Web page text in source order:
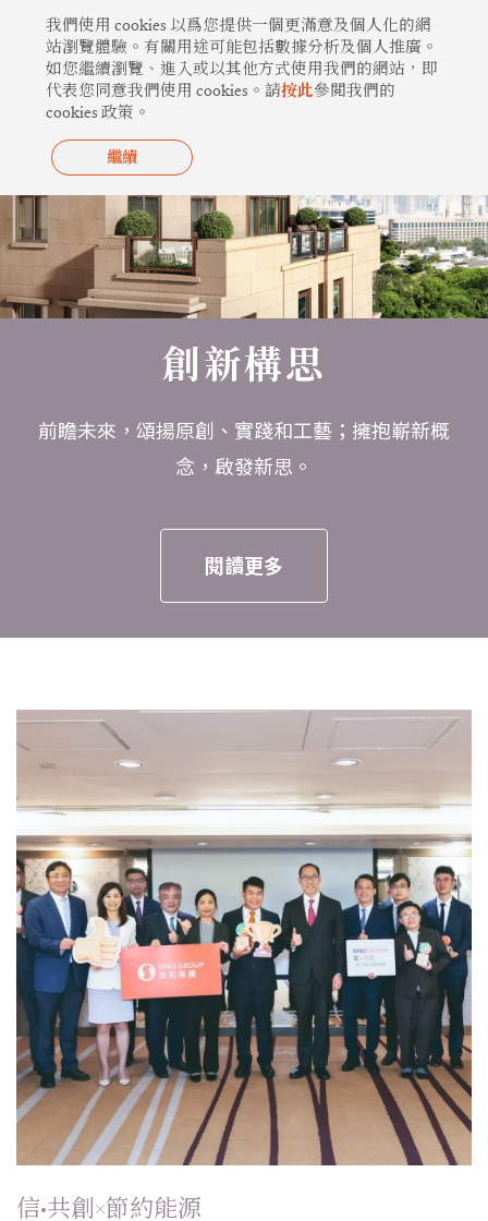
創新構思
前瞻未來，頌揚原創、實踐和工藝；擁抱嶄新概
念，啟發新思。
閱讀更多
信·共創×節約能源
頁 頁 頁
面
我們使用 cookies 以爲您提供一個更滿意及個人化的網
站瀏覽體驗。有關用途可能包括數據分析及個人推廣。
如您繼續瀏覽、進入或以其他方式使用我們的網站，即
代表您同意我們使用 cookies。請按此參閲我們的
cookies 政策。
繼續